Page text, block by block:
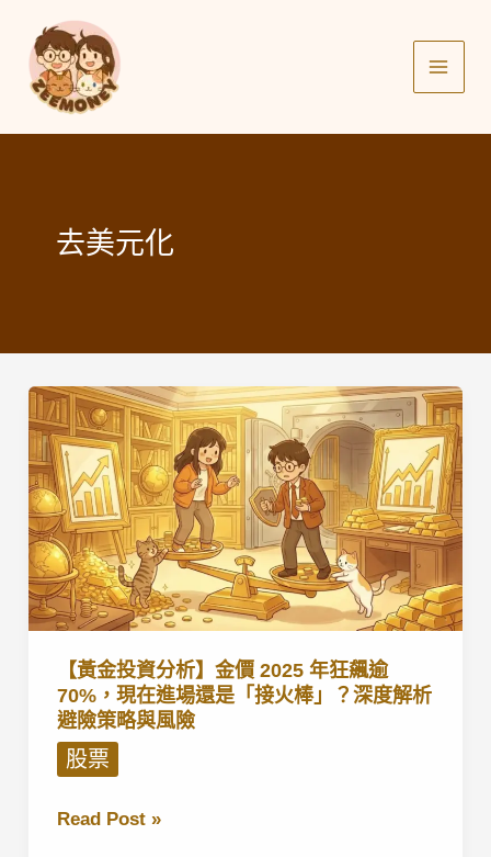
content
去美元化
【黃金投資分析】金價 2025 年狂飆逾
70%，現在進場還是「接火棒」？深度解析
避險策略與風險
股票
【黃
Read Post »